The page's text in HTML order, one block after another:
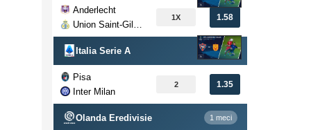
Anderlecht
1X 1.58
Italia Serie A 1 meci
Pisa
Inter Milan
2 1.35
Olanda Eredivisie 1 meci